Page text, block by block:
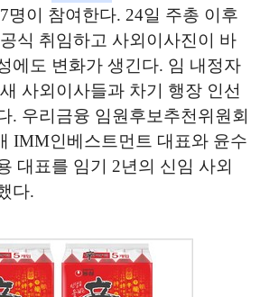
명이 참여한다. 24일 주총 이후
식 취임하고 사외이사진이 바
에도 변화가 생긴다. 임 내정자
사외이사들과 차기 행장 인선
. 우리금융 임원후보추천위원회
IMM인베스트먼트 대표와 윤수
대표를 임기 2년의 신임 사외
다.